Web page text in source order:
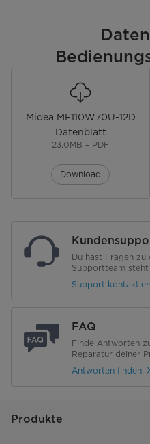
Programmstatus-Anzeige
Startzeitvorwahl [Std.]
Funktionen
Temperatur einstellbar
Extra Spülen
Programme
Anzahl Programme
Jeans
Kurzwäsche 45'
Midea MF110W70U-12D
Datenblatt
23.0MB – PDF
Download
Du hast Fragen zu
Supportteam
Support
FAQ
Finde Antworten
Reparatur deiner
Antworten finden
Produkte